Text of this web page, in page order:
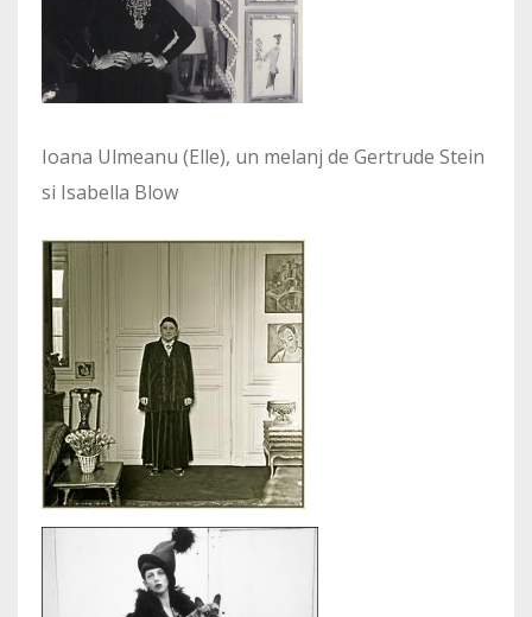
Ioana Ulmeanu (Elle), un melanj de Gertrude Stein
si Isabella Blow